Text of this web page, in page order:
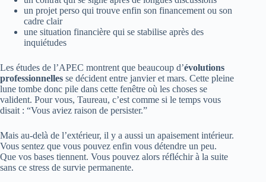
un projet perso qui trouve enfin son financement ou son
cadre clair
une situation financière qui se stabilise après des
inquiétudes
Les études de l’APEC montrent que beaucoup d’évolutions
professionnelles se décident entre janvier et mars. Cette pleine
lune tombe donc pile dans cette fenêtre où les choses se
valident. Pour vous, Taureau, c’est comme si le temps vous
disait : “Vous aviez raison de persister.”
Mais au-delà de l’extérieur, il y a aussi un apaisement intérieur.
Vous sentez que vous pouvez enfin vous détendre un peu.
Que vos bases tiennent. Vous pouvez alors réfléchir à la suite
sans ce stress de survie permanente.